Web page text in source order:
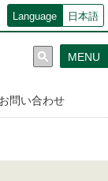
Language 日本語
お問い合わせ
MENU